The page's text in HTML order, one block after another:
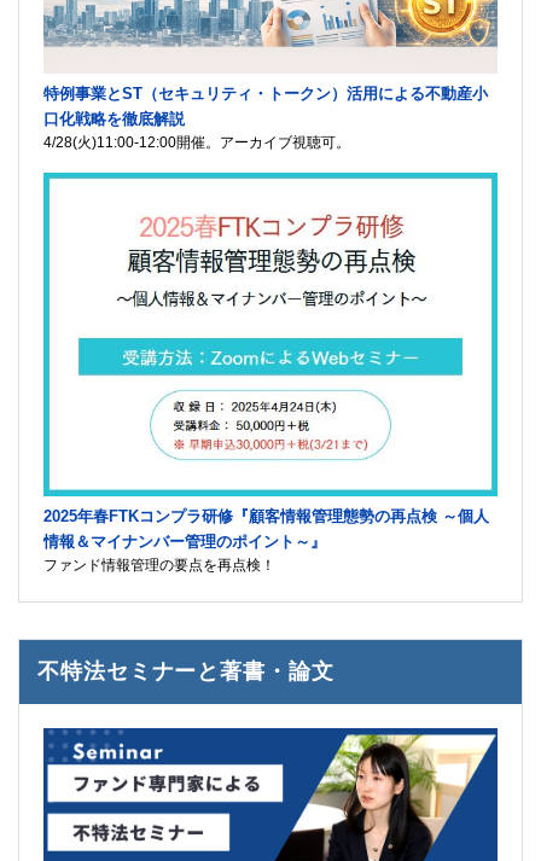
特例事業とST（セキュリティ・トークン）活用による不動産小
口化戦略を徹底解説
4/28(火)11:00-12:00開催。アーカイブ視聴可。
2025年春FTKコンプラ研修『顧客情報管理態勢の再点検 ～個人
情報＆マイナンバー管理のポイント～』
ファンド情報管理の要点を再点検！
不特法セミナーと著書・論文